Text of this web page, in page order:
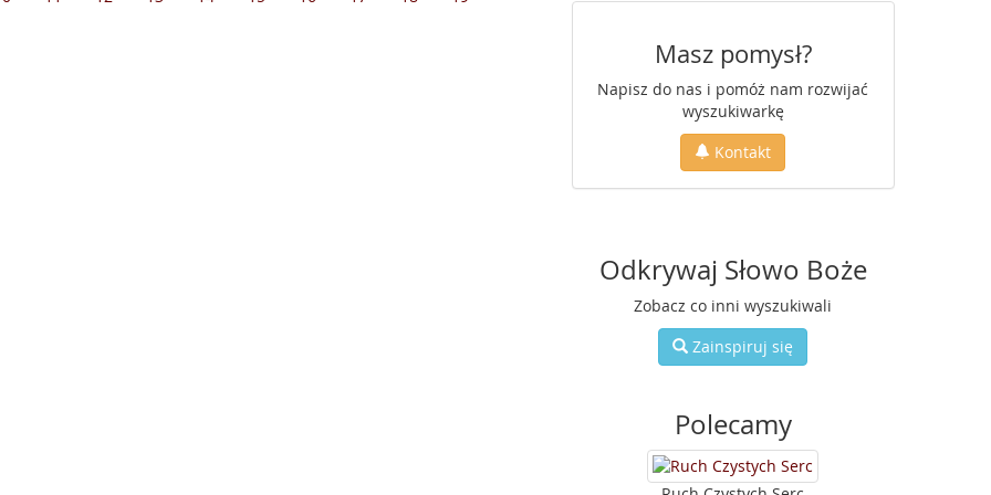
Masz pomysł?
Napisz do nas i pomóż nam rozwijać
wyszukiwarkę
Kontakt
Odkrywaj Słowo Boże
Zobacz co inni wyszukiwali
Zainspiruj się
Polecamy